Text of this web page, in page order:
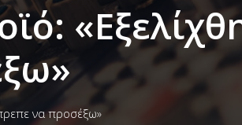
να προσέξω»